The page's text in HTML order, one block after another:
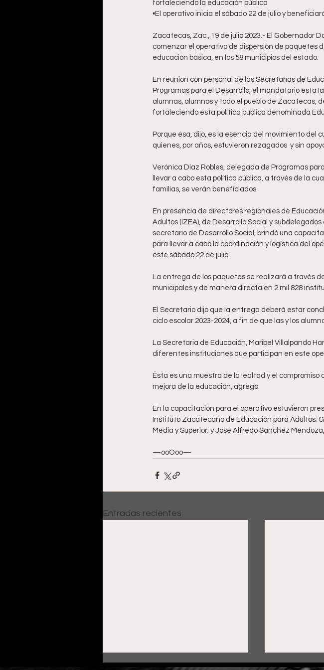
fortaleciendo la educación pública
▪️El operativo inicia el sábado 22 de julio y
Zacatecas, Zac., 19 de julio 2023.- El Gobernador
comenzar el operativo de dispersión de paquetes
educación básica, en los 58 municipios del estado.
En reunión con personal de las Secretarías de
Programas para el Desarrollo, el mandatario
alumnas, alumnos y todo el pueblo de Zacatecas,
fortaleciendo esta política pública denominada
Porque ésa, dijo, es la esencia del movimiento del
quienes, por años, estuvieron rezagados  y sin
Verónica Díaz Robles, delegada de Programas
llevar a cabo esta política pública, a través de la
familias, se verán beneficiados.
En presencia de directores regionales de
Adultos (IZEA), de Desarrollo Social y
secretario de Desarrollo Social, brindó una
para llevar a cabo la coordinación y logística del
este sábado 22 de julio.
La entrega de los paquetes se realizará a través
municipales y de manera directa en 2 mil 828
El Secretario dijo que la entrega deberá estar
ciclo escolar 2023-2024, a fin de que las y los
La Secretaria de Educación, Maribel Villalpando
diferentes instituciones que participan en este
Ésta es una muestra de la lealtad y el
mejora de la educación, agregó.
En la capacitación para el operativo estuvieron
Instituto Zacatecano de Educación para Adultos;
Media y Superior; y José Alfredo Sánchez
—ooOoo—
Entradas recientes